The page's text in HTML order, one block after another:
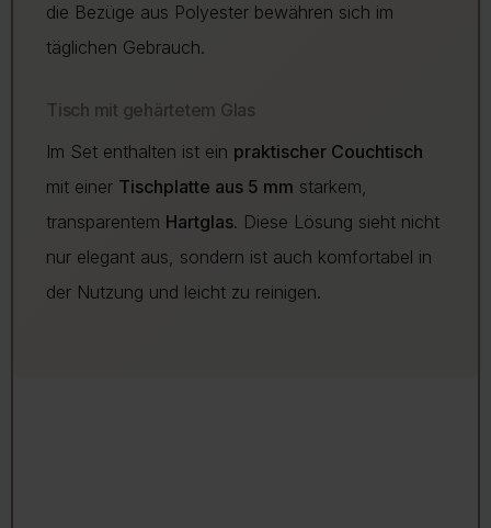
die Bezüge aus Polyester bewähren sich im
täglichen Gebrauch.
Tisch mit gehärtetem Glas
Im Set enthalten ist ein praktischer Couchtisch
mit einer Tischplatte aus 5 mm starkem,
transparentem Hartglas. Diese Lösung sieht nicht
nur elegant aus, sondern ist auch komfortabel in
der Nutzung und leicht zu reinigen.